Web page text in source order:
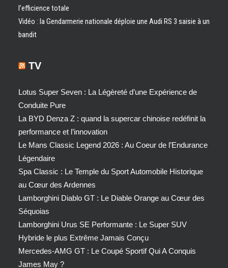
l’efficience totale
Vidéo : la Gendarmerie nationale déploie une Audi RS 3 saisie à un
bandit
TV
Lotus Super Seven : La Légèreté d’une Expérience de
Conduite Pure
La BYD Denza Z : quand la supercar chinoise redéfinit la
performance et l’innovation
Le Mans Classic Legend 2026 : Au Coeur de l’Endurance
Légendaire
Spa Classic : Le Temple du Sport Automobile Historique
au Cœur des Ardennes
Lamborghini Diablo GT : Le Diable Orange au Cœur des
Séquoias
Lamborghini Urus SE Performante : Le Super SUV
Hybride le plus Extrême Jamais Conçu
Mercedes-AMG GT : Le Coupé Sportif Qui A Conquis
James May ?